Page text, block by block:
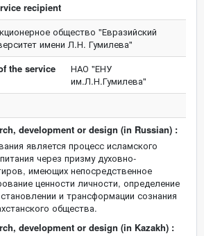
recipient
общество "Евразийский
имени Л.Н. Гумилева"
the service
НАО "ЕНУ
им.Л.Н.Гумилева"
development or design (in Russian) :
является процесс исламского
через призму духовно-
имеющих непосредственное
ценности личности, определение
и трансформации сознания
общества.
development or design (in Kazakh) :